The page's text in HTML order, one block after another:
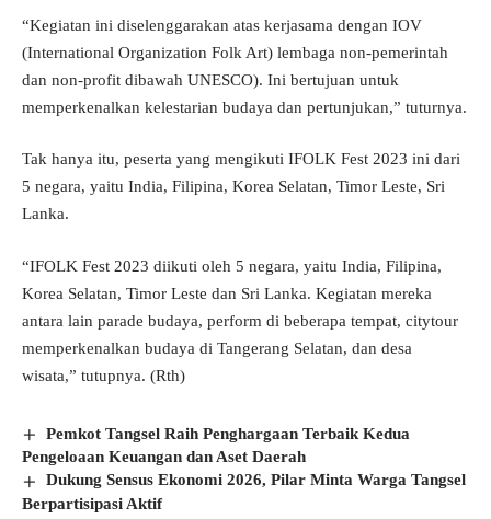
“Kegiatan ini diselenggarakan atas kerjasama dengan IOV
(International Organization Folk Art) lembaga non-pemerintah
dan non-profit dibawah UNESCO). Ini bertujuan untuk
memperkenalkan kelestarian budaya dan pertunjukan,” tuturnya.
Tak hanya itu, peserta yang mengikuti IFOLK Fest 2023 ini dari
5 negara, yaitu India, Filipina, Korea Selatan, Timor Leste, Sri
Lanka.
“IFOLK Fest 2023 diikuti oleh 5 negara, yaitu India, Filipina,
Korea Selatan, Timor Leste dan Sri Lanka. Kegiatan mereka
antara lain parade budaya, perform di beberapa tempat, citytour
memperkenalkan budaya di Tangerang Selatan, dan desa
wisata,” tutupnya. (Rth)
Pemkot Tangsel Raih Penghargaan Terbaik Kedua
Pengeloaan Keuangan dan Aset Daerah
Dukung Sensus Ekonomi 2026, Pilar Minta Warga Tangsel
Berpartisipasi Aktif